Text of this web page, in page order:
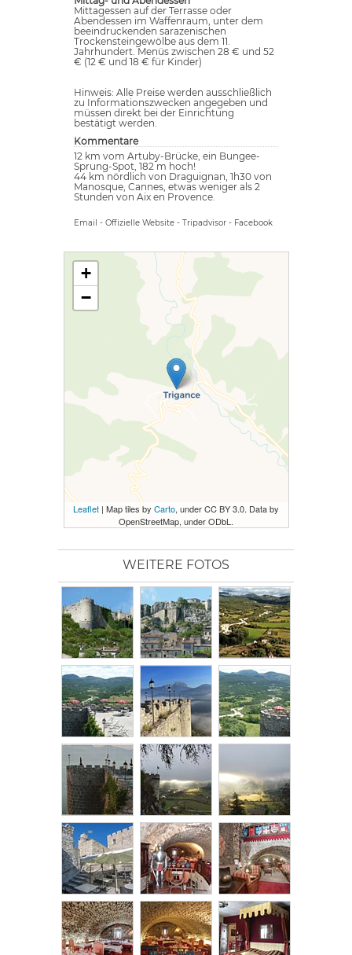
Mittagessen auf der Terrasse oder
Abendessen im Waffenraum, unter dem
beeindruckenden sarazenischen
Trockensteingewölbe aus dem 11.
Jahrhundert. Menüs zwischen 28 € und 52
€ (12 € und 18 € für Kinder)
Hinweis: Alle Preise werden ausschließlich
zu Informationszwecken angegeben und
müssen direkt bei der Einrichtung
bestätigt werden.
Kommentare
12 km vom Artuby-Brücke, ein Bungee-
Sprung-Spot, 182 m hoch!
44 km nördlich von Draguignan, 1h30 von
Manosque, Cannes, etwas weniger als 2
Stunden von Aix en Provence.
Email - Offizielle Website - Tripadvisor - Facebook
+
−
Leaflet | Map tiles by Carto, under CC BY 3.0. Data by
OpenStreetMap, under ODbL.
WEITERE FOTOS